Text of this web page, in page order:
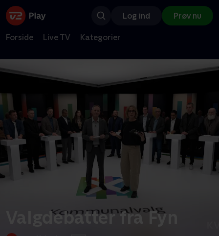
Log ind Prøv nu
Forside Live TV Kategorier
Valgdebatter fra Fyn